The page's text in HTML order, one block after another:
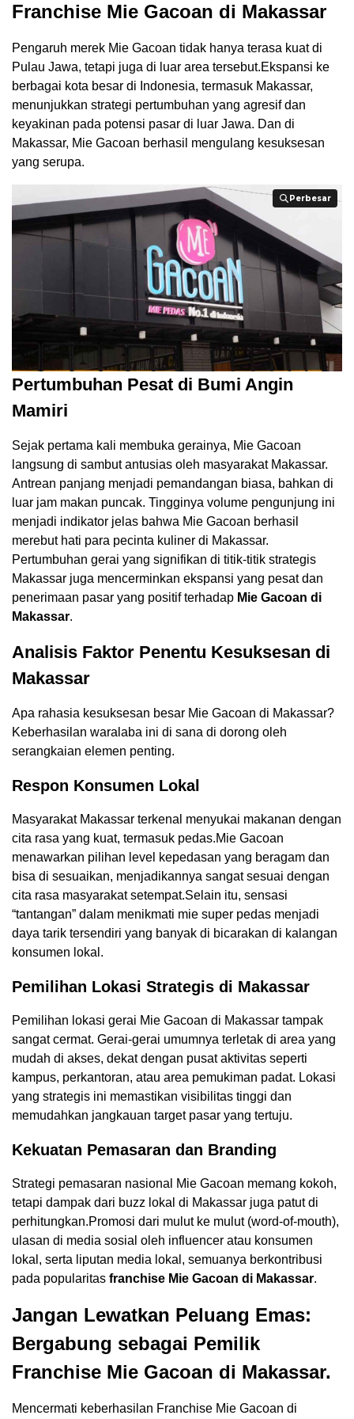
Franchise Mie Gacoan di Makassar
Pengaruh merek Mie Gacoan tidak hanya terasa kuat di
Pulau Jawa, tetapi juga di luar area tersebut.Ekspansi ke
berbagai kota besar di Indonesia, termasuk Makassar,
menunjukkan strategi pertumbuhan yang agresif dan
keyakinan pada potensi pasar di luar Jawa. Dan di
Makassar, Mie Gacoan berhasil mengulang kesuksesan
yang serupa.
Perbesar
Perbesar
Pertumbuhan Pesat di Bumi Angin
Mamiri
Sejak pertama kali membuka gerainya, Mie Gacoan
langsung di sambut antusias oleh masyarakat Makassar.
Antrean panjang menjadi pemandangan biasa, bahkan di
luar jam makan puncak. Tingginya volume pengunjung ini
menjadi indikator jelas bahwa Mie Gacoan berhasil
merebut hati para pecinta kuliner di Makassar.
Pertumbuhan gerai yang signifikan di titik-titik strategis
Makassar juga mencerminkan ekspansi yang pesat dan
penerimaan pasar yang positif terhadap Mie Gacoan di
Makassar.
Analisis Faktor Penentu Kesuksesan di
Makassar
Apa rahasia kesuksesan besar Mie Gacoan di Makassar?
Keberhasilan waralaba ini di sana di dorong oleh
serangkaian elemen penting.
Respon Konsumen Lokal
Masyarakat Makassar terkenal menyukai makanan dengan
cita rasa yang kuat, termasuk pedas.Mie Gacoan
menawarkan pilihan level kepedasan yang beragam dan
bisa di sesuaikan, menjadikannya sangat sesuai dengan
cita rasa masyarakat setempat.Selain itu, sensasi
“tantangan” dalam menikmati mie super pedas menjadi
daya tarik tersendiri yang banyak di bicarakan di kalangan
konsumen lokal.
Pemilihan Lokasi Strategis di Makassar
Pemilihan lokasi gerai Mie Gacoan di Makassar tampak
sangat cermat. Gerai-gerai umumnya terletak di area yang
mudah di akses, dekat dengan pusat aktivitas seperti
kampus, perkantoran, atau area pemukiman padat. Lokasi
yang strategis ini memastikan visibilitas tinggi dan
memudahkan jangkauan target pasar yang tertuju.
Kekuatan Pemasaran dan Branding
Strategi pemasaran nasional Mie Gacoan memang kokoh,
tetapi dampak dari buzz lokal di Makassar juga patut di
perhitungkan.Promosi dari mulut ke mulut (word-of-mouth),
ulasan di media sosial oleh influencer atau konsumen
lokal, serta liputan media lokal, semuanya berkontribusi
pada popularitas franchise Mie Gacoan di Makassar.
Jangan Lewatkan Peluang Emas:
Bergabung sebagai Pemilik
Franchise Mie Gacoan di Makassar.
Mencermati keberhasilan Franchise Mie Gacoan di